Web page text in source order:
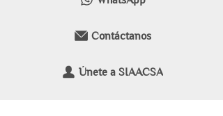
Contáctanos
Únete a SIAACSA